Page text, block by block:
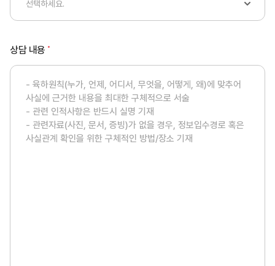
상담 내용